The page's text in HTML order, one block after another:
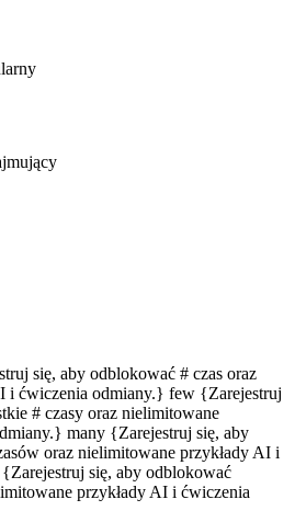
się, aby odblokować # czas oraz
i ćwiczenia odmiany.} few {Zarejestruj
# czasy oraz nielimitowane
many {Zarejestruj się, aby
oraz nielimitowane przykłady AI i
się, aby odblokować
przykłady AI i ćwiczenia